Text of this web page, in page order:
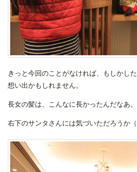
きっと今回のことがなければ、もしかし
想い出かもしれません。
長女の髪は、こんなに長かったんだなあ。
右下のサンタさんには気づいただろうか（